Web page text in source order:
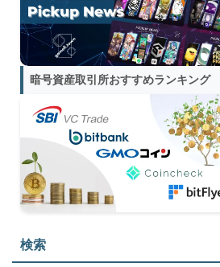
暗号資産取引所おすすめランキング
検索